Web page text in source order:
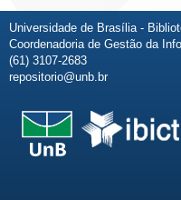
Universidade de Brasília -
Coordenadoria de Gestão da
(61) 3107-2683
repositorio@unb.br